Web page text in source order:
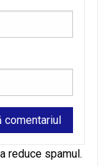
reduce spamul.